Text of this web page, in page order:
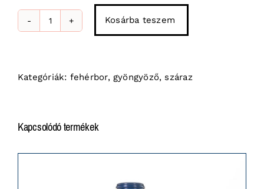
Zizgő
Kosárba teszem
Kategóriák: fehérbor, gyöngyöző,száraz
Kapcsolódó termékek